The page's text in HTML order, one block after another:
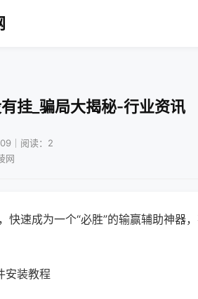
挂_骗局大揭秘-行业资讯
｜阅读：2
网
速成为一个“必胜”的输赢辅助神器
安装教程